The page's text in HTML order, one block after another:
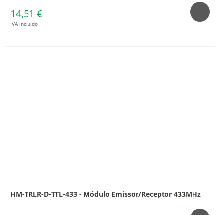
14,51 €
IVA incluído
HM-TRLR-D-TTL-433 - Módulo Emissor/Receptor 433MHz